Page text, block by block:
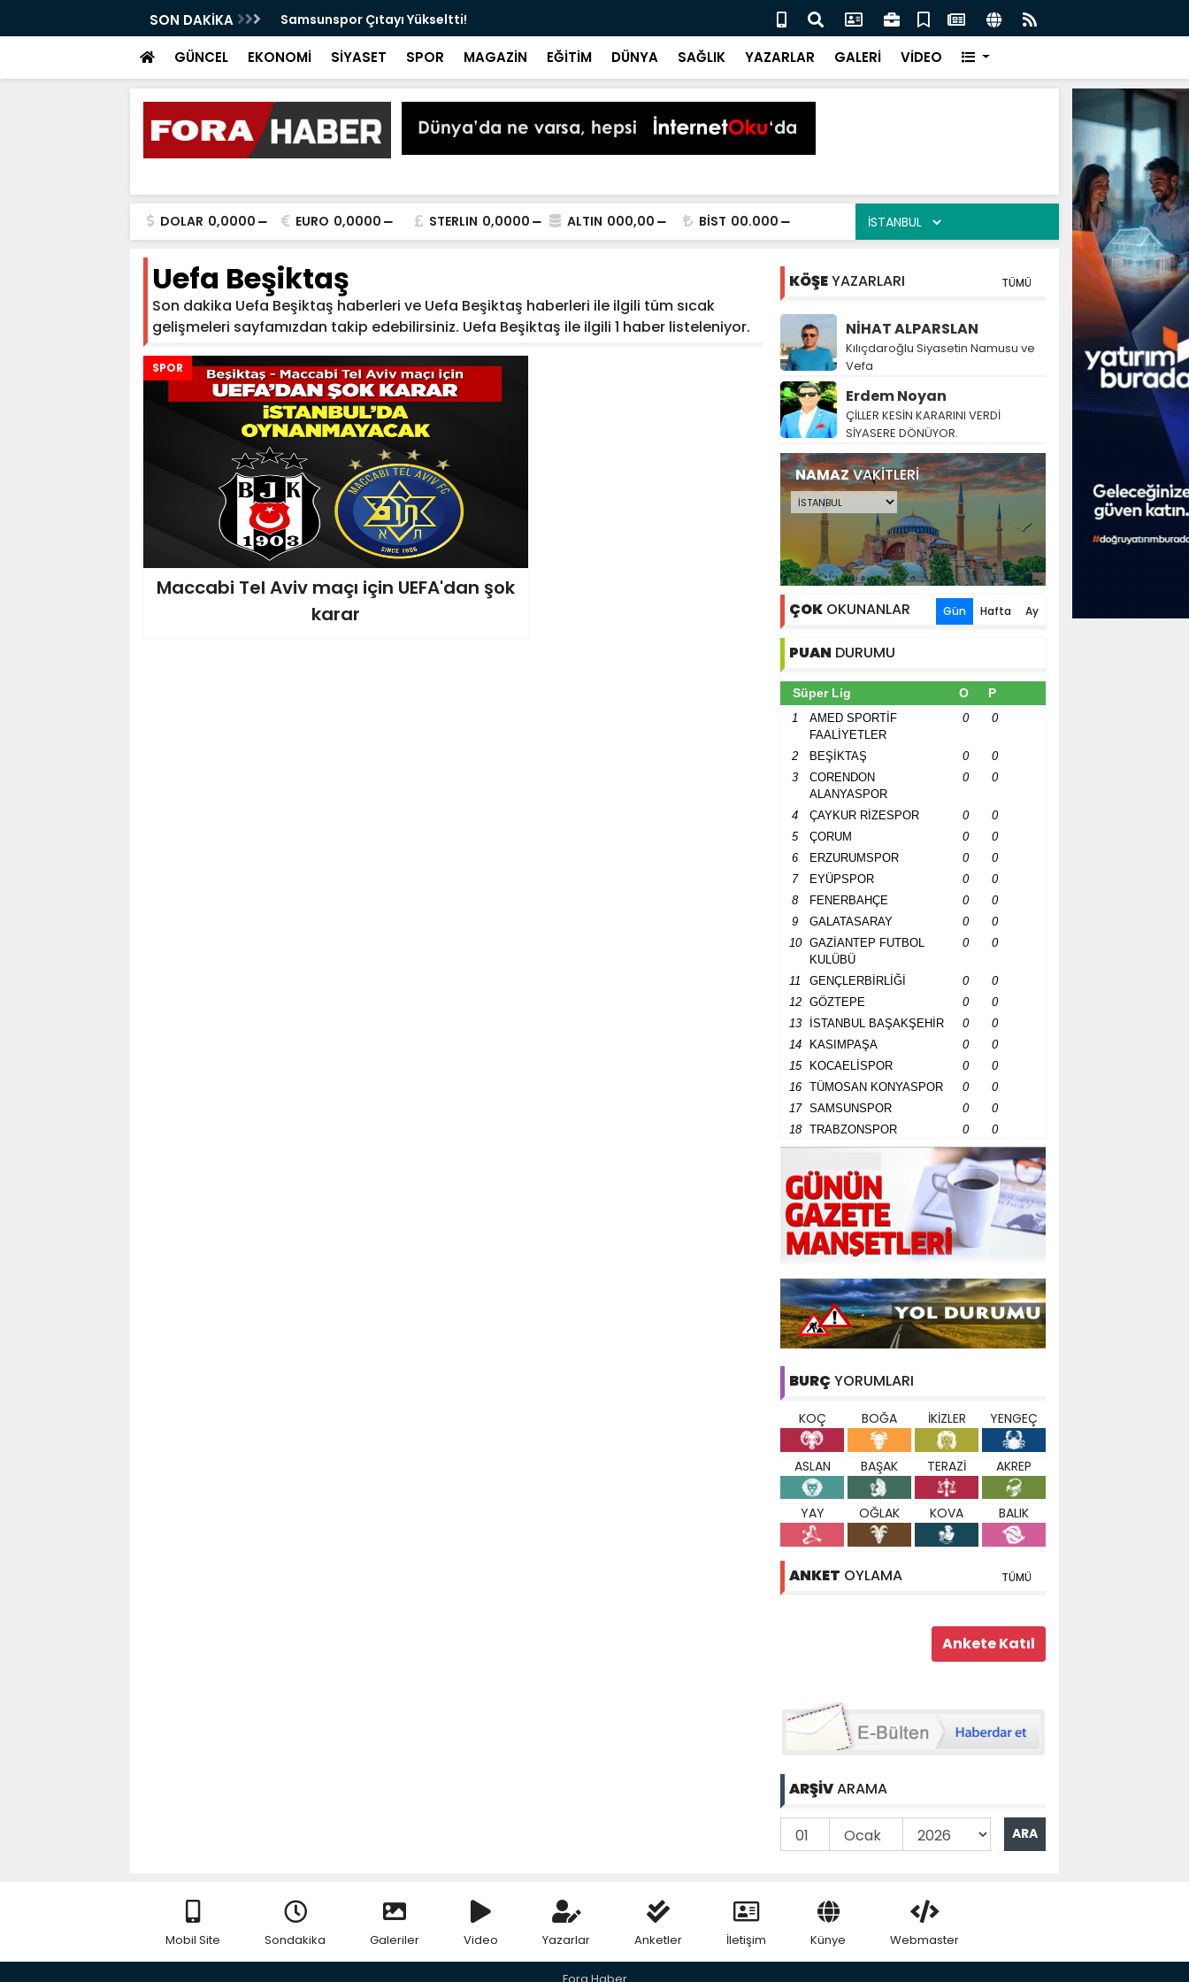
SON DAKİKA
Bir Tekkeköy İçin Çalışıyoruz" Samsunspor Çıtayı Yükseltti! Başkan Kurnaz: İlkadım’da Gönüllere Dokunuyoruz
GÜNCEL EKONOMİ SİYASET SPOR MAGAZİN EĞİTİM DÜNYA SAĞLIK YAZARLAR GALERİ VİDEO
DOLAR 0,0000 EURO 0,0000 STERLIN 0,0000 ALTIN 000,00 BİST 00.000
Uefa Beşiktaş
Son dakika Uefa Beşiktaş haberleri ve Uefa Beşiktaş haberleri ile ilgili tüm sıcak
gelişmeleri sayfamızdan takip edebilirsiniz. Uefa Beşiktaş ile ilgili 1 haber listeleniyor.
SPOR
Maccabi Tel Aviv maçı için UEFA'dan şok
karar
KÖŞEYAZARLARI TÜMÜ
NİHAT ALPARSLAN
Kılıçdaroğlu Siyasetin Namusu ve
Vefa
Erdem Noyan
ÇİLLER KESİN KARARINI VERDİ
SİYASERE DÖNÜYOR.
NAMAZVAKİTLERİ
ÇOK OKUNANLAR Gün Hafta Ay
PUAN DURUMU
Süper Lig O P
1
AMED SPORTİF
FAALİYETLER
0 0
2 BEŞİKTAŞ 0
0
3
CORENDON
ALANYASPOR
0 0
4 ÇAYKUR RİZESPOR 0
0
5
ÇORUM 0
0
6
ERZURUMSPOR 0
0
7
EYÜPSPOR 0
0
8
FENERBAHÇE 0
0
9
GALATASARAY 0
0
10
GAZİANTEP FUTBOL
KULÜBÜ
0 0
11 GENÇLERBİRLİĞİ 0
0
12
GÖZTEPE 0
0
13
İSTANBUL BAŞAKŞEHİR 0
0
14
KASIMPAŞA 0
0
15
KOCAELİSPOR 0
0
16
TÜMOSAN KONYASPOR 0
0
17
SAMSUNSPOR 0
0
18
TRABZONSPOR 0 0
BURÇ YORUMLARI
KOÇ BOĞA İKİZLER YENGEÇ
ASLAN BAŞAK TERAZİ AKREP
YAY OĞLAK KOVA BALIK
ANKET OYLAMA TÜMÜ
ARŞİVARAMA
Mobil Site Sondakika Galeriler Video Yazarlar Anketler İletişim Künye Webmaster